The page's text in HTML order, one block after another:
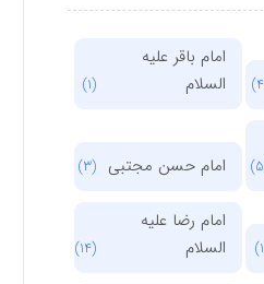
امام باقر علیه
السلام
امام حسن مجتبی (3)
امام رضا علیه
السلام